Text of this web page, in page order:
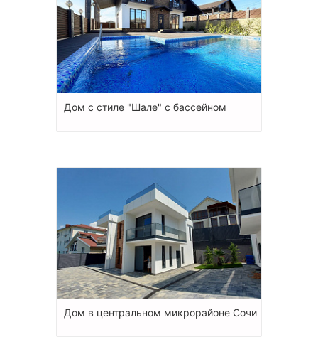
Дом с стиле "Шале" с бассейном
Дом в центральном микрорайоне Сочи